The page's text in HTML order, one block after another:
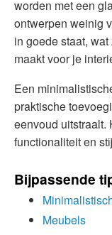
worden met een
ontwerpen weinig
in goede staat,
maakt voor je
Een
praktische
eenvoud uitstraalt.
functionaliteit en
Bijpassende
Meubels